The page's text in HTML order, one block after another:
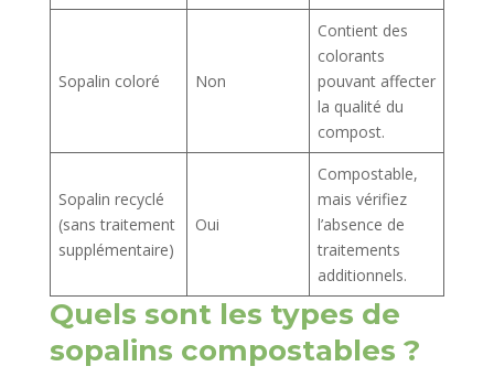
Sopalin coloré Non
Contient des
colorants
pouvant affecter
la qualité du
compost.
Sopalin recyclé
(sans traitement
supplémentaire)
Oui
Compostable,
mais vérifiez
l’absence de
traitements
additionnels.
Quels sont les types de
sopalins compostables ?